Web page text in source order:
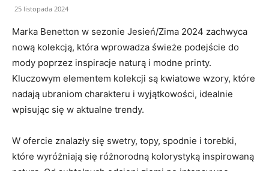
25 listopada 2024
Marka Benetton w sezonie Jesień/Zima 2024 zachwyca
nową kolekcją, która wprowadza świeże podejście do
mody poprzez inspiracje naturą i modne printy.
Kluczowym elementem kolekcji są kwiatowe wzory, które
nadają ubraniom charakteru i wyjątkowości, idealnie
wpisując się w aktualne trendy.
W ofercie znalazły się swetry, topy, spodnie i torebki,
które wyróżniają się różnorodną kolorystyką inspirowaną